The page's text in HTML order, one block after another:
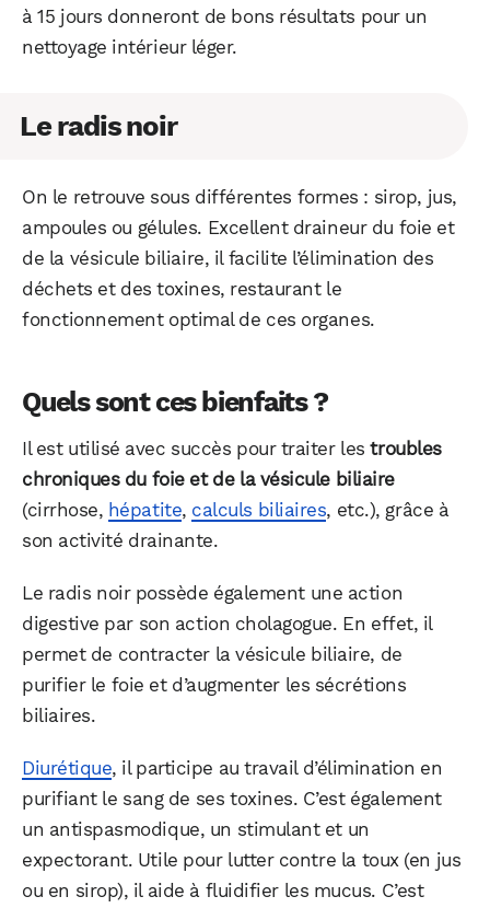
à 15 jours donneront de bons résultats pour un
nettoyage intérieur léger.
Le radis noir
On le retrouve sous différentes formes : sirop, jus,
ampoules ou gélules. Excellent draineur du foie et
de la vésicule biliaire, il facilite l’élimination des
déchets et des toxines, restaurant le
fonctionnement optimal de ces organes.
Quels sont ces bienfaits ?
Il est utilisé avec succès pour traiter lestroubles
chroniques du foie et de la vésicule biliaire
(cirrhose, hépatite, calculs biliaires, etc.), grâce à
son activité drainante.
Le radis noir possède également une action
digestive par son action cholagogue. En effet, il
permet de contracter la vésicule biliaire, de
purifier le foie et d’augmenter les sécrétions
biliaires.
Diurétique, il participe au travail d’élimination en
purifiant le sang de ses toxines. C’est également
un antispasmodique, un stimulant et un
expectorant. Utile pour lutter contre la toux (en jus
ou en sirop), il aide à fluidifier les mucus. C’est